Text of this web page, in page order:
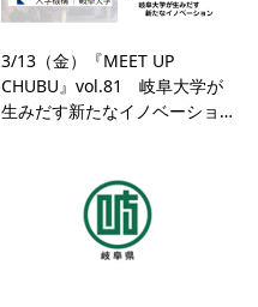
3/13（金）『MEET UP
CHUBU』vol.81 岐阜大学が
生みだす新たなイノベーショ…